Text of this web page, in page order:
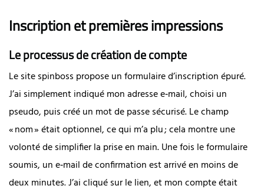
Inscription et premières impressions
Le processus de création de compte
Le site spinboss propose un formulaire d’inscription épuré.
J’ai simplement indiqué mon adresse e‑mail, choisi un
pseudo, puis créé un mot de passe sécurisé. Le champ
« nom » était optionnel, ce qui m’a plu ; cela montre une
volonté de simplifier la prise en main. Une fois le formulaire
soumis, un e‑mail de confirmation est arrivé en moins de
deux minutes. J’ai cliqué sur le lien, et mon compte était